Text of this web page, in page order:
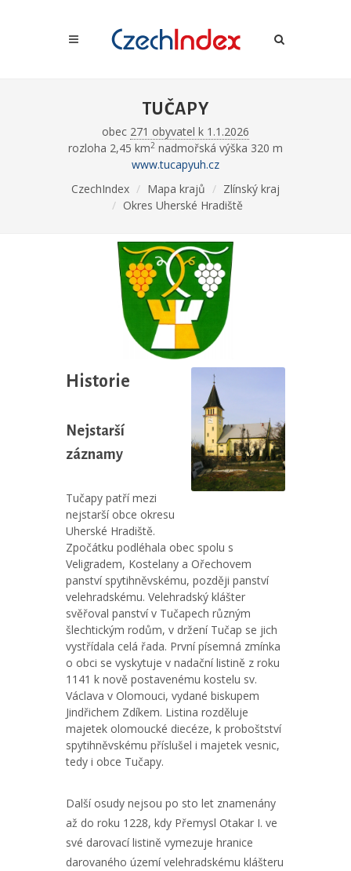
TUČAPY
obec 271 obyvatel k 1.1.2026
rozloha 2,45 km2 nadmořská výška 320 m
www.tucapyuh.cz
CzechIndex
Mapa krajů
Zlínský kraj
Okres Uherské Hradiště
Historie
Nejstarší
záznamy
Tučapy patří mezi
nejstarší obce okresu
Uherské Hradiště.
Zpočátku podléhala obec spolu s
Veligradem, Kostelany a Ořechovem
panství spytihněvskému, později panství
velehradskému. Velehradský klášter
svěřoval panství v Tučapech různým
šlechtickým rodům, v držení Tučap se jich
vystřídala celá řada. První písemná zmínka
o obci se vyskytuje v nadační listině z roku
1141 k nově postavenému kostelu sv.
Václava v Olomouci, vydané biskupem
Jindřichem Zdíkem. Listina rozděluje
majetek olomoucké diecéze, k proboštství
spytihněvskému příslušel i majetek vesnic,
tedy i obce Tučapy.
Další osudy nejsou po sto let znamenány
až do roku 1228, kdy Přemysl Otakar I. ve
své darovací listině vymezuje hranice
darovaného území velehradskému klášteru